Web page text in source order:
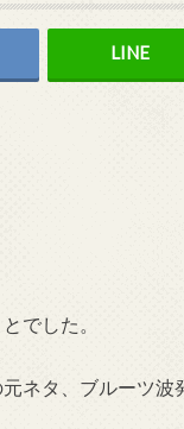
でした。
ネタ、 ブルーツ波